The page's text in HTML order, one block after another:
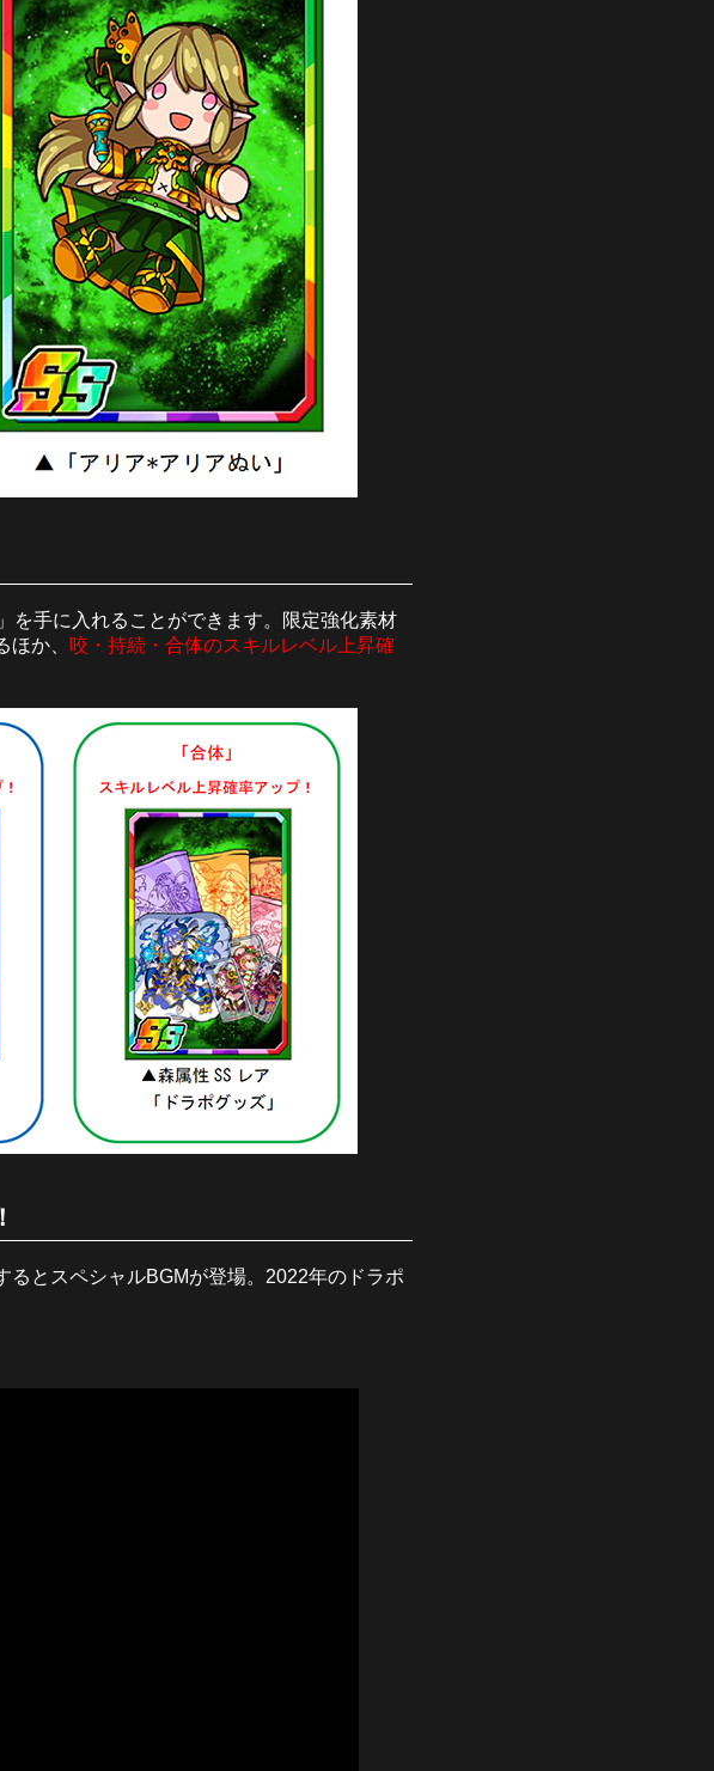
を手に入れることができます。限定強化素材
ほか、 咬・持続・合体のスキルレベル上昇確
とスペシャルBGMが登場。2022年のドラポ